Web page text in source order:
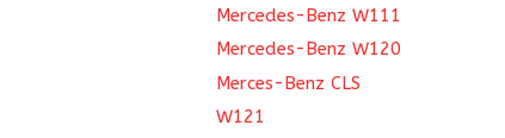
Mercedes-Benz W111
Mercedes-Benz W120
Merces-Benz CLS
W121